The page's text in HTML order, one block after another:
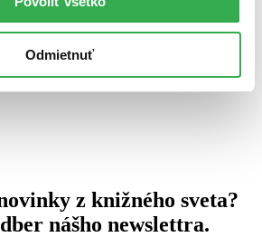
Odmietnuť
z knižného sveta?
nášho newslettra.